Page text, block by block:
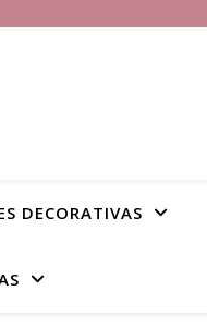
DECORATIVAS